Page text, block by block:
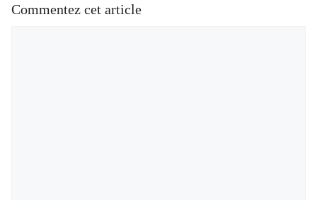
Commentez cet article